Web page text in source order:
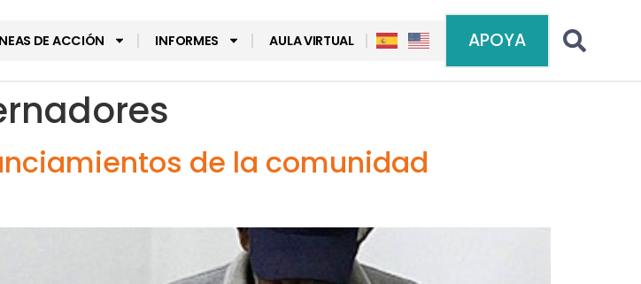
DE ACCIÓN INFORMES AULA VIRTUAL APOYA
de la comunidad